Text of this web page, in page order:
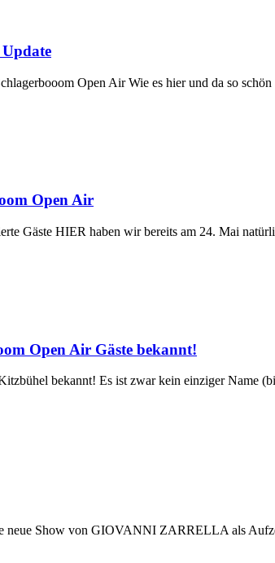
Open Air Wie es hier und da so
Open Air
HIER haben wir bereits am 24. Mai
Open Air Gäste bekannt!
bekannt! Es ist zwar kein einziger Name
Show von GIOVANNI ZARRELLA als